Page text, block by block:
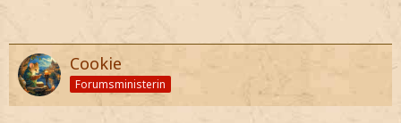
Cookie
Forumsministerin